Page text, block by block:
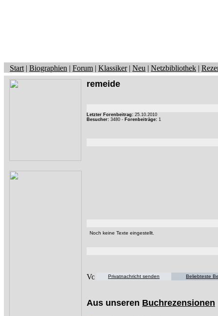
Start | Biographien | Forum | Klassiker| Neu | Netzbibliothek |
remeide
Letzter Forenbeitrag: 25.10.2010
Besucher: 3480 - Forenbeiträge: 1
Noch keine Texte eingestellt.
Privatnachricht senden Beliebteste
Aus unseren Buchrezensionen